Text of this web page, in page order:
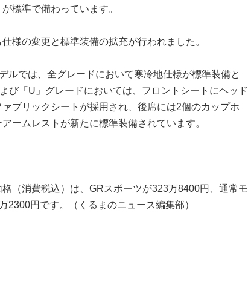
標準で備わっています。
様の変更と標準装備の拡充が行われました。
ルでは、全グレードにおいて寒冷地仕様が標準装備と
び「U」グレードにおいては、フロントシートにヘッド
ブリックシートが採用され、後席には2個のカップホ
ームレストが新たに標準装備されています。
（消費税込）は、GRスポーツが323万8400円、通常モ
2300円です。（くるまのニュース編集部）